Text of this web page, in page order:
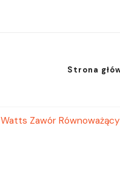
Strona
Watts Zawór